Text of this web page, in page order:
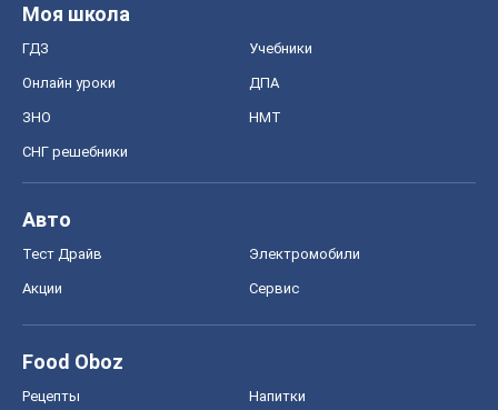
Моя школа
ГДЗ Учебники
Онлайн уроки ДПА
ЗНО НМТ
СНГ решебники
Авто
Тест Драйв Электромобили
Акции Сервис
Food Oboz
Рецепты Напитки